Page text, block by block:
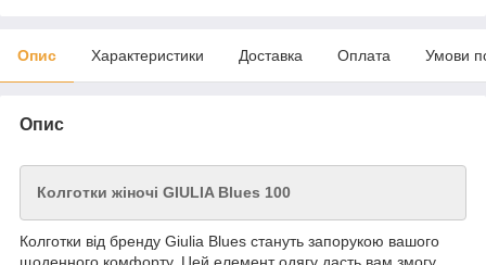
Опис Характеристики Доставка Оплата Умови
Опис
Колготки жіночі GIULIA Blues 100
Колготки від бренду Giulia Blues стануть запорукою вашого
щоденного комфорту. Цей елемент одягу дасть вам змогу